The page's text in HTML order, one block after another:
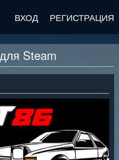
ВХОД РЕГИСТРАЦИЯ
Steam